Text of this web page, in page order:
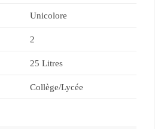
Unicolore
2
25 Litres
Collège/Lycée